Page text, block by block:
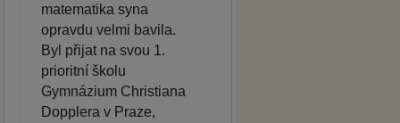
matematika syna
opravdu velmi bavila.
Byl přijat na svou 1.
prioritní školu
Gymnázium Christiana
Dopplera v Praze,